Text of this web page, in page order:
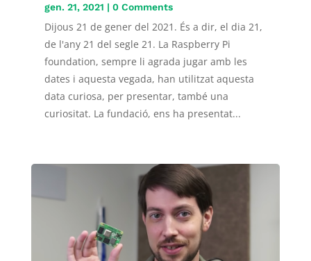
gen. 21, 2021 | 0 Comments
Dijous 21 de gener del 2021. És a dir, el dia 21,
de l'any 21 del segle 21. La Raspberry Pi
foundation, sempre li agrada jugar amb les
dates i aquesta vegada, han utilitzat aquesta
data curiosa, per presentar, també una
curiositat. La fundació, ens ha presentat...